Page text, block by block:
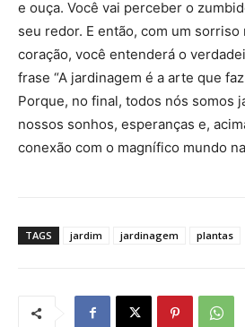
e ouça. Você vai perceber o
seu redor. E então, com um sorriso
coração, você entenderá o
frase “A jardinagem é a arte que
Porque, no final, todos nós somos
nossos sonhos, esperanças e,
conexão com o magnífico mundo
TAGS jardim jardinagem plantas